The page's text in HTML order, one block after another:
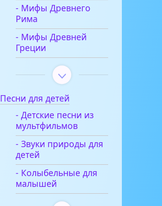
- Мифы Древнего
Рима
- Мифы Древней
Греции
Песни для детей
- Детские песни из
мультфильмов
- Звуки природы для
детей
- Колыбельные для
малышей